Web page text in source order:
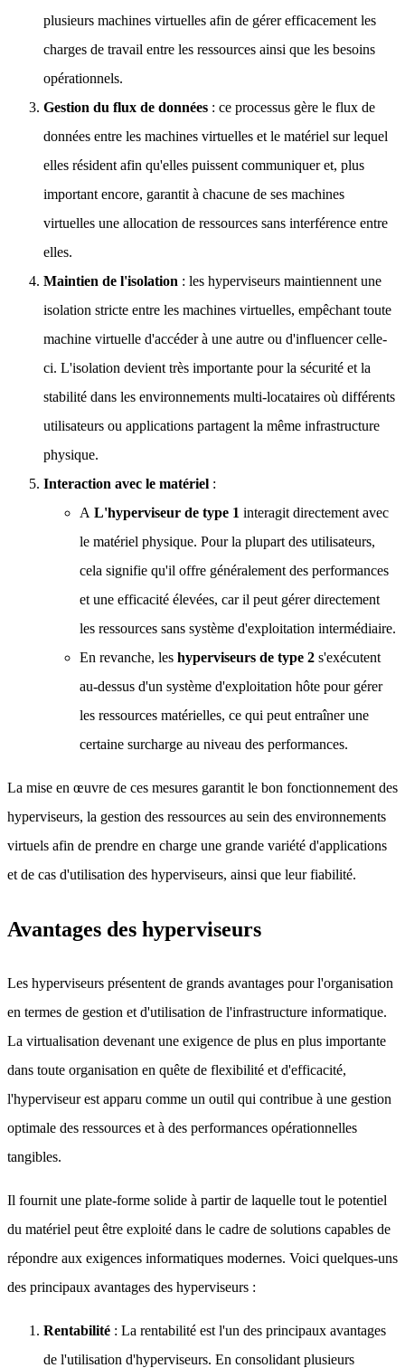
plusieurs machines virtuelles afin de gérer efficacement les
charges de travail entre les ressources ainsi que les besoins
opérationnels.
Gestion du flux de données : ce processus gère le flux de
données entre les machines virtuelles et le matériel sur lequel
elles résident afin qu'elles puissent communiquer et, plus
important encore, garantit à chacune de ses machines
virtuelles une allocation de ressources sans interférence entre
elles.
Maintien de l'isolation : les hyperviseurs maintiennent une
isolation stricte entre les machines virtuelles, empêchant toute
machine virtuelle d'accéder à une autre ou d'influencer celle-
ci. L'isolation devient très importante pour la sécurité et la
stabilité dans les environnements multi-locataires où différents
utilisateurs ou applications partagent la même infrastructure
physique.
Interaction avec le matériel :
A L'hyperviseur de type 1 interagit directement avec
le matériel physique. Pour la plupart des utilisateurs,
cela signifie qu'il offre généralement des performances
et une efficacité élevées, car il peut gérer directement
les ressources sans système d'exploitation intermédiaire.
En revanche, les hyperviseurs de type 2 s'exécutent
au-dessus d'un système d'exploitation hôte pour gérer
les ressources matérielles, ce qui peut entraîner une
certaine surcharge au niveau des performances.
La mise en œuvre de ces mesures garantit le bon fonctionnement des
hyperviseurs, la gestion des ressources au sein des environnements
virtuels afin de prendre en charge une grande variété d'applications
et de cas d'utilisation des hyperviseurs, ainsi que leur fiabilité.
Avantages des hyperviseurs
Les hyperviseurs présentent de grands avantages pour l'organisation
en termes de gestion et d'utilisation de l'infrastructure informatique.
La virtualisation devenant une exigence de plus en plus importante
dans toute organisation en quête de flexibilité et d'efficacité,
l'hyperviseur est apparu comme un outil qui contribue à une gestion
optimale des ressources et à des performances opérationnelles
tangibles.
Il fournit une plate-forme solide à partir de laquelle tout le potentiel
du matériel peut être exploité dans le cadre de solutions capables de
répondre aux exigences informatiques modernes. Voici quelques-uns
des principaux avantages des hyperviseurs :
Rentabilité : La rentabilité est l'un des principaux avantages
de l'utilisation d'hyperviseurs. En consolidant plusieurs